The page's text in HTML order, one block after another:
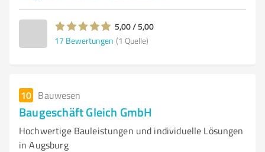
5,00 / 5,00
17 Bewertungen (1 Quelle)
10 Bauwesen
Baugeschäft Gleich GmbH
Hochwertige Bauleistungen und individuelle Lösungen
in Augsburg